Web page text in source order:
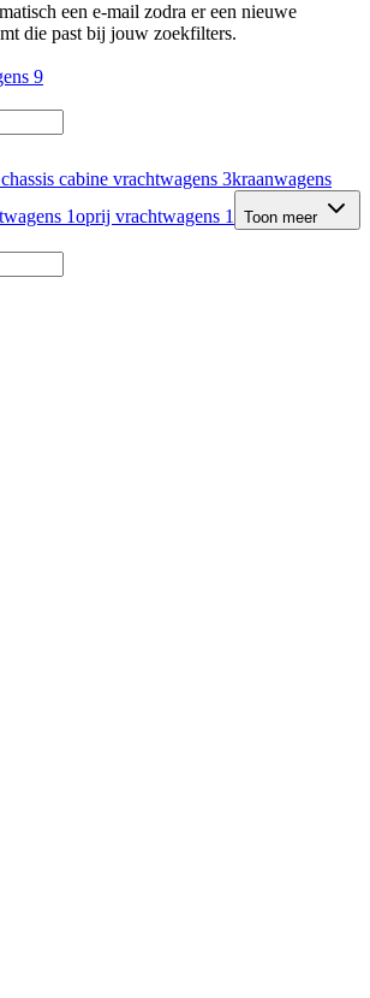
een e-mail zodra er een nieuwe
die past bij jouw zoekfilters.
9
chassis cabine vrachtwagens 3kraanwagens
1oprij vrachtwagens 1 Toon meer